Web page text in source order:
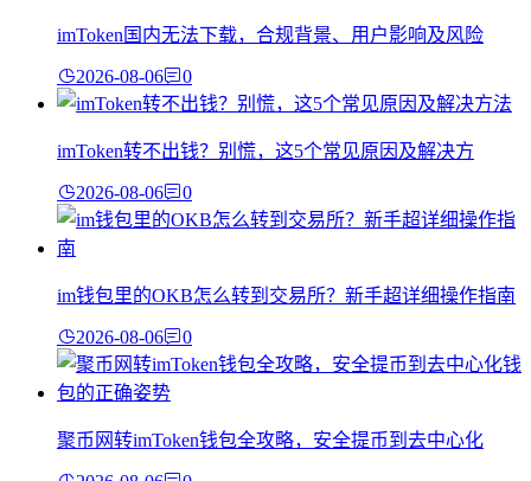
imToken国内无法下载，合规背景、用户影响及风险
2026-08-06 0
imToken转不出钱？别慌，这5个常见原因及解决方
2026-08-06 0
im钱包里的OKB怎么转到交易所？新手超详细操作指南
2026-08-06 0
聚币网转imToken钱包全攻略，安全提币到去中心化